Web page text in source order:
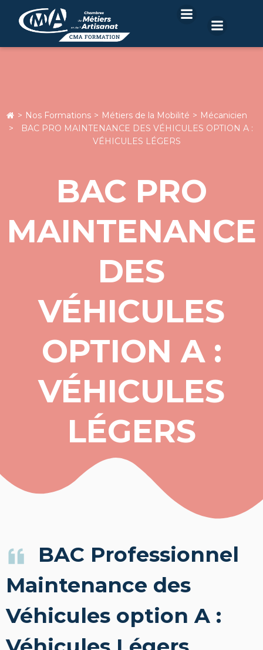
Nos Formations Métiers de la Mobilité
Mécanicien
BAC PRO MAINTENANCE DES VÉHICULES OPTION A :
VÉHICULES LÉGERS
BAC PRO
MAINTENANCE
DES
VÉHICULES
OPTION A :
VÉHICULES
LÉGERS
BAC Professionnel
Maintenance des
Véhicules option A :